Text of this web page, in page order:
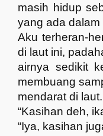
masih hidup
yang ada
Aku terheran-
di laut ini,
airnya sedikit
membuang
mendarat di laut.
“Kasihan deh,
“Iya, kasihan